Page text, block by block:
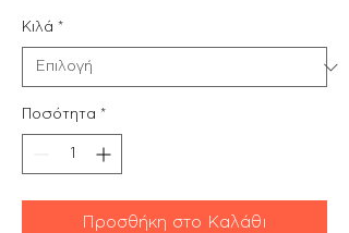
Κιλά *
Ποσότητα *
Προσθήκη στο Καλάθι